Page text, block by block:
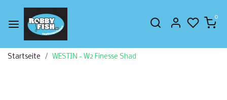
0
Startseite WESTIN - W2 Finesse Shad